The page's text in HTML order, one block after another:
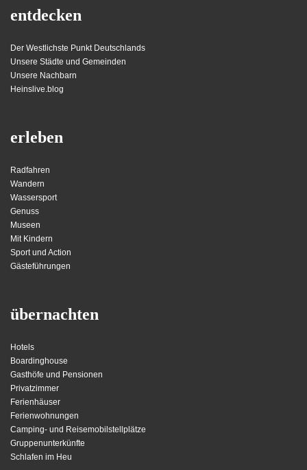
entdecken
Der Westlichste Punkt Deutschlands
Unsere Städte und Gemeinden
Unsere Nachbarn
Heinslive.blog
erleben
Radfahren
Wandern
Wassersport
Genuss
Museen
Mit Kindern
Sport und Action
Gästeführungen
übernachten
Hotels
Boardinghouse
Gasthöfe und Pensionen
Privatzimmer
Ferienhäuser
Ferienwohnungen
Camping- und Reisemobilstellplätze
Gruppenunterkünfte
Schlafen im Heu